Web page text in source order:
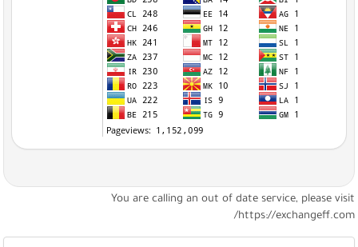
You are calling an out of date service, please visit
https://exchangeff.com/